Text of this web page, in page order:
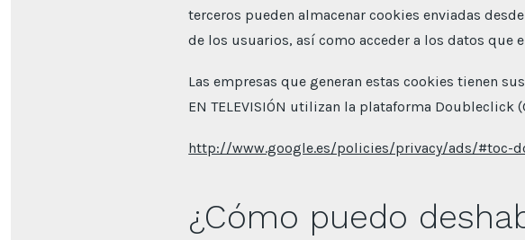
terceros pueden almacenar cookies enviadas
de los usuarios, así como acceder a los datos que
Las empresas que generan estas cookies tienen
EN TELEVISIÓN utilizan la plataforma Doubleclick
http://www.google.es/policies/privacy/ads/#toc-
¿Cómo puedo